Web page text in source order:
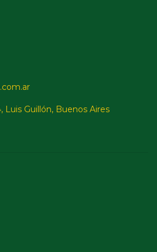
Luis Guillón, Buenos Aires